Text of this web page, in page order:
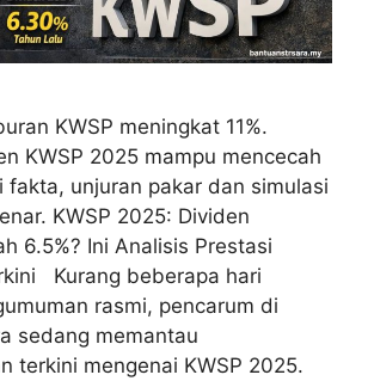
KWSP meningkat 11%.
KWSP 2025 mampu mencecah
fakta, unjuran pakar dan simulasi
KWSP 2025: Dividen
6.5%? Ini Analisis Prestasi
Kurang beberapa hari
rasmi, pencarum di
sedang memantau
terkini mengenai KWSP 2025.